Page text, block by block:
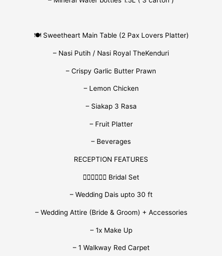
🍽 Sweetheart Main Table (2 Pax Lovers Platter)
– Nasi Putih / Nasi Royal TheKenduri
– Crispy Garlic Butter Prawn
– Lemon Chicken
– Siakap 3 Rasa
– Fruit Platter
– Beverages
RECEPTION FEATURES
👰🏻‍♀️🤵🏻‍♂️ Bridal Set
– Wedding Dais upto 30 ft
– Wedding Attire (Bride & Groom) + Accessories
– 1x Make Up
– 1 Walkway Red Carpet